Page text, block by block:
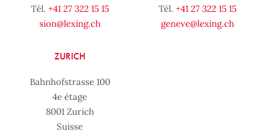
Tél. +41 27 322 15 15
sion@lexing.ch
Tél. +41 27 322 15 15
geneve@lexing.ch
ZURICH
Bahnhofstrasse 100
4e étage
8001 Zurich
Suisse